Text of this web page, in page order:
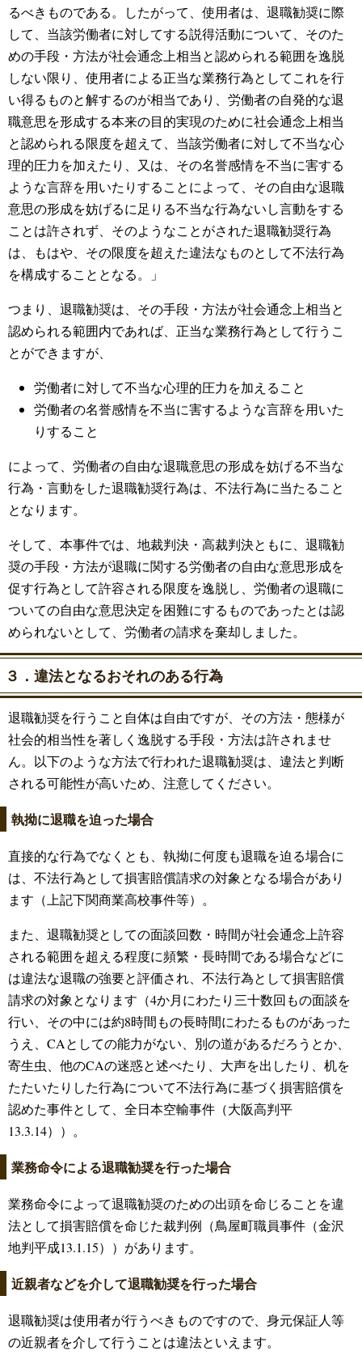
るべきものである。したがって、使用者は、退職勧奨に際
して、当該労働者に対してする説得活動について、そのた
めの手段・方法が社会通念上相当と認められる範囲を逸脱
しない限り、使用者による正当な業務行為としてこれを行
い得るものと解するのが相当であり、労働者の自発的な退
職意思を形成する本来の目的実現のために社会通念上相当
と認められる限度を超えて、当該労働者に対して不当な心
理的圧力を加えたり、又は、その名誉感情を不当に害する
ような言辞を用いたりすることによって、その自由な退職
意思の形成を妨げるに足りる不当な行為ないし言動をする
ことは許されず、そのようなことがされた退職勧奨行為
は、もはや、その限度を超えた違法なものとして不法行為
を構成することとなる。」
つまり、退職勧奨は、その手段・方法が社会通念上相当と
認められる範囲内であれば、正当な業務行為として行うこ
とができますが、
労働者に対して不当な心理的圧力を加えること
労働者の名誉感情を不当に害するような言辞を用いた
りすること
によって、労働者の自由な退職意思の形成を妨げる不当な
行為・言動をした退職勧奨行為は、不法行為に当たること
となります。
そして、本事件では、地裁判決・高裁判決ともに、退職勧
奨の手段・方法が退職に関する労働者の自由な意思形成を
促す行為として許容される限度を逸脱し、労働者の退職に
ついての自由な意思決定を困難にするものであったとは認
められないとして、労働者の請求を棄却しました。
３．違法となるおそれのある行為
退職勧奨を行うこと自体は自由ですが、その方法・態様が
社会的相当性を著しく逸脱する手段・方法は許されませ
ん。以下のような方法で行われた退職勧奨は、違法と判断
される可能性が高いため、注意してください。
執拗に退職を迫った場合
直接的な行為でなくとも、執拗に何度も退職を迫る場合に
は、不法行為として損害賠償請求の対象となる場合があり
ます（上記下関商業高校事件等）。
また、退職勧奨としての面談回数・時間が社会通念上許容
される範囲を超える程度に頻繁・長時間である場合などに
は違法な退職の強要と評価され、不法行為として損害賠償
請求の対象となります（4か月にわたり三十数回もの面談を
行い、その中には約8時間もの長時間にわたるものがあった
うえ、CAとしての能力がない、別の道があるだろうとか、
寄生虫、他のCAの迷惑と述べたり、大声を出したり、机を
たたいたりした行為について不法行為に基づく損害賠償を
認めた事件として、全日本空輸事件（大阪高判平
13.3.14））。
業務命令による退職勧奨を行った場合
業務命令によって退職勧奨のための出頭を命じることを違
法として損害賠償を命じた裁判例（鳥屋町職員事件（金沢
地判平成13.1.15））があります。
近親者などを介して退職勧奨を行った場合
退職勧奨は使用者が行うべきものですので、身元保証人等
の近親者を介して行うことは違法といえます。